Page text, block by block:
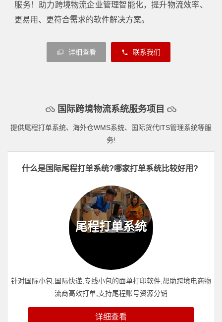
服务！助力跨境物流企业管理智能化，提升物流效率、
更易用、更符合需求的软件解决方案。
详细查看 联系我们
国际跨境物流系统服务项目
提供尾程打单系统、海外仓WMS系统、国际货代ITS管理系统等服
务!
什么是国际尾程打单系统?哪家打单系统比较好用?
尾程打单系统
针对国际小包,国际快递,专线小包的面单打印软件,帮助跨境电商物
流商高效打单,支持尾程账号资源分销
详细查看